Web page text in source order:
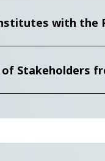
with the
Stakeholders